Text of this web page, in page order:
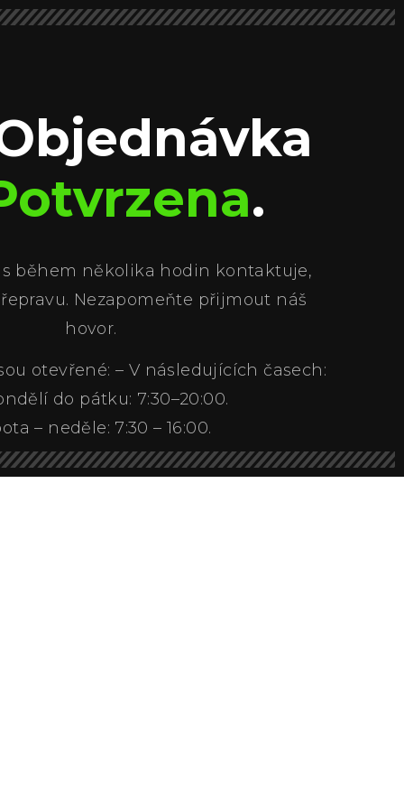
.
během několika hodin kontaktuje,
Nezapomeňte přijmout náš
hovor.
otevřené: – V následujících časech:
do pátku: 7:30–20:00.
– neděle: 7:30 – 16:00.